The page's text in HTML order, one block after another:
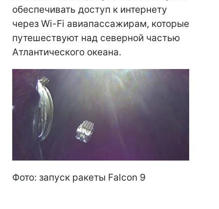
обеспечивать доступ к интернету
через Wi-Fi авиапассажирам, которые
путешествуют над северной частью
Атлантического океана.
Фото: запуск ракеты Falcon 9